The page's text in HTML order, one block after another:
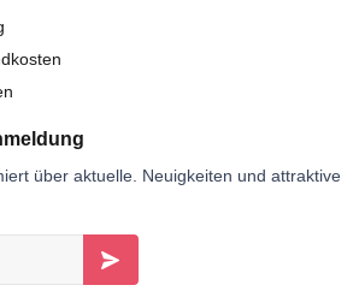
über aktuelle. Neuigkeiten und attraktive